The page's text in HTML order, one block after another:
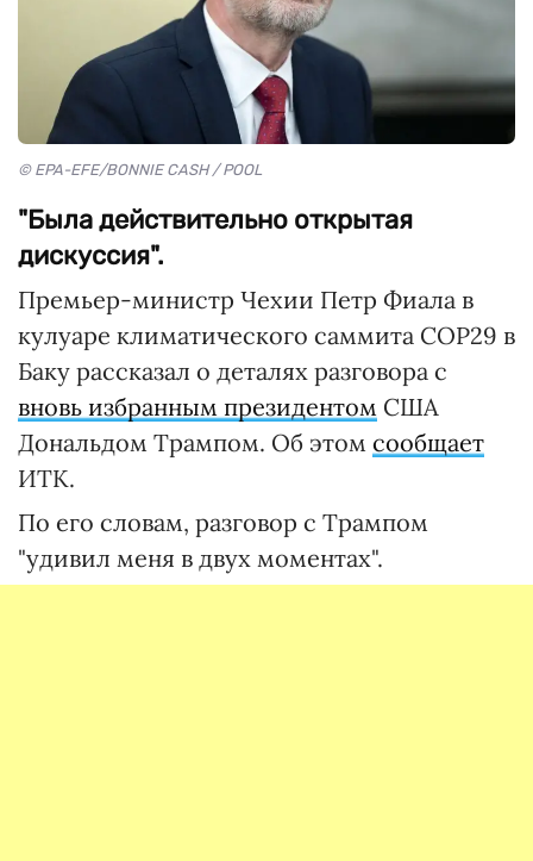
© EPA-EFE/BONNIE CASH / POOL
"Была действительно открытая
дискуссия".
Премьер-министр Чехии Петр Фиала в
кулуаре климатического саммита СОР29 в
Баку рассказал о деталях разговора с
вновь избранным президентом США
Дональдом Трампом. Об этом сообщает
ИТК.
По его словам, разговор с Трампом
"удивил меня в двух моментах".